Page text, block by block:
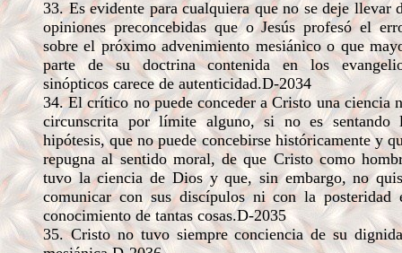
33. Es evidente para cualquiera que no se deje llevar
opiniones preconcebidas que o Jesús profesó el
sobre el próximo advenimiento mesiánico o que
parte de su doctrina contenida en los
sinópticos carece de autenticidad.D-2034
34. El crítico no puede conceder a Cristo una ciencia
circunscrita por límite alguno, si no es sentando
hipótesis, que no puede concebirse históricamente y
repugna al sentido moral, de que Cristo como
tuvo la ciencia de Dios y que, sin embargo, no
comunicar con sus discípulos ni con la posteridad
conocimiento de tantas cosas.D-2035
35. Cristo no tuvo siempre conciencia de su